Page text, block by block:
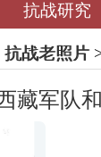
抗战研究
抗战老照片
藏军队